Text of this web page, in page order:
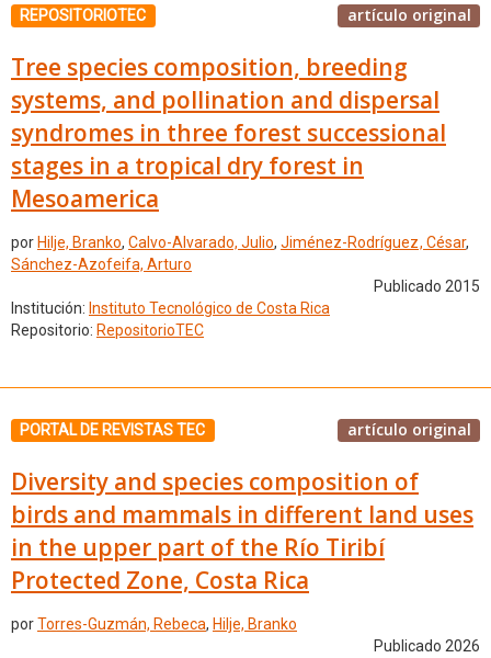
REPOSITORIOTEC artículo original
Tree species composition, breeding
systems, and pollination and dispersal
syndromes in three forest successional
stages in a tropical dry forest in
Mesoamerica
por Hilje, Branko, Calvo-Alvarado, Julio, Jiménez-Rodríguez , César,
Sánchez-Azofeifa, Arturo
Publicado 2015
Institución: Instituto Tecnológico de Costa Rica
Repositorio: RepositorioTEC
PORTAL DE REVISTAS TEC artículo original
Diversity and species composition of
birds and mammals in different land uses
in the upper part of the Río Tiribí
Protected Zone, Costa Rica
porTorres-Guzmán, Rebeca, Hilje, Branko
Publicado 2026